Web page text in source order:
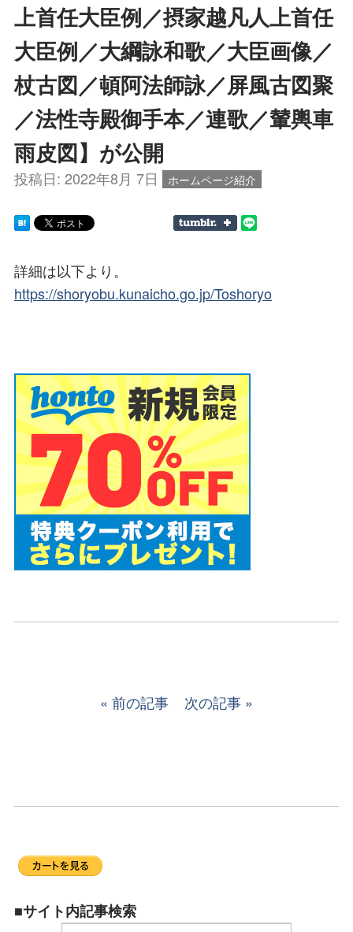
上首任大臣例／摂家越凡人上首任
大臣例／大綱詠和歌／大臣画像／
杖古図／頓阿法師詠／屏風古図聚
／法性寺殿御手本／連歌／輦輿車
雨皮図】が公開
投稿日: 2022年8月 7日 ホームページ紹介
詳細は以下より。
https://shoryobu.kunaicho.go.jp/Toshoryo
前の記事 次の記事
■サイト内記事検索